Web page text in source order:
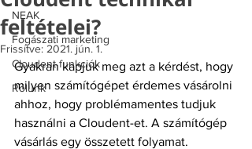
NEAK
Fogászati marketing
Cloudent funkciók
Rólunk
feltételei?
Frissítve: 2021. jún. 1.
Gyakran kapjuk meg azt a kérdést, hogy
milyen számítógépet érdemes vásárolni
ahhoz, hogy problémamentes tudjuk
használni a Cloudent-et. A számítógép
vásárlás egy összetett folyamat.